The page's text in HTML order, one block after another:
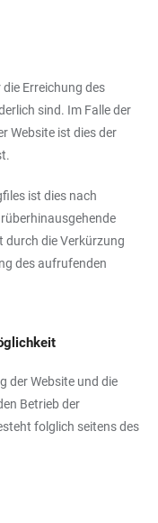
Erreichung des
sind. Im Falle der
Website ist dies der
ist dies nach
durch die Verkürzung
des aufrufenden
der Website und die
Betrieb der
folglich seitens des